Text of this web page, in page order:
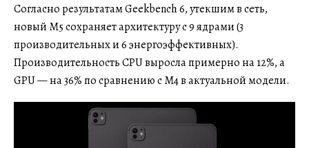
Согласно результатам Geekbench 6, утекшим в сеть,
новый M5 сохраняет архитектуру с 9 ядрами (3
производительных и 6 энергоэффективных).
Производительность CPU выросла примерно на 12%, а
GPU — на 36% по сравнению с M4 в актуальной модели.